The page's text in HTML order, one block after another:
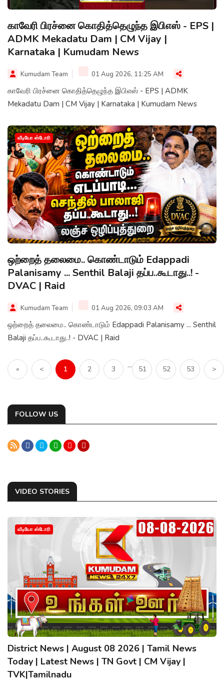
காவேரி பிரச்னை கொதித்தெழுந்த இபிஎஸ் - EPS |
ADMK Mekadatu Dam | CM Vijay |
Karnataka | Kumudam News
Kumudam Team 01 Aug 2026, 11:25 AM
காவேரி பிரச்னை கொதித்தெழுந்த இபிஎஸ் - EPS | ADMK
Mekadatu Dam | CM Vijay | Karnataka | Kumudam News
வீடியோ ஸ்டோரி
ஒற்றைத் தலைமை.. கொண்டாடும் Edappadi
Palanisamy ... Senthil Balaji தப்ப..கூடாது..! -
DVAC | Raid
Kumudam Team 01 Aug 2026, 09:03 AM
ஒற்றைத் தலைமை.. கொண்டாடும் Edappadi Palanisamy ... Senthil
Balaji தப்ப..கூடாது..! - DVAC | Raid
« < 1 2 3 ... 51 52 53 >
FOLLOW US
VIDEO STORIES
வீடியோ ஸ்டோரி
District News | August 08 2026 | Tamil News
Today | Latest News | TN Govt | CM Vijay |
TVK|Tamilnadu